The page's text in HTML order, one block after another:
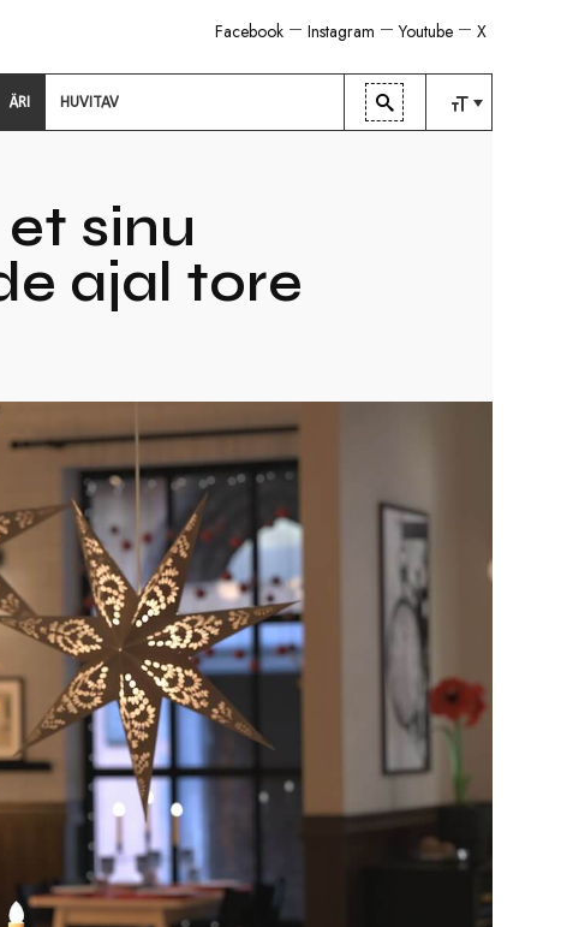
X
Youtube
Instagram
Facebook
ÄRI HUVITAV
et sinu
ajal tore